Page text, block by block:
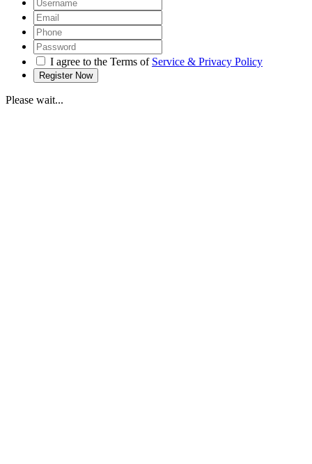
I agree to the Terms of Service & Privacy Policy
Please wait...